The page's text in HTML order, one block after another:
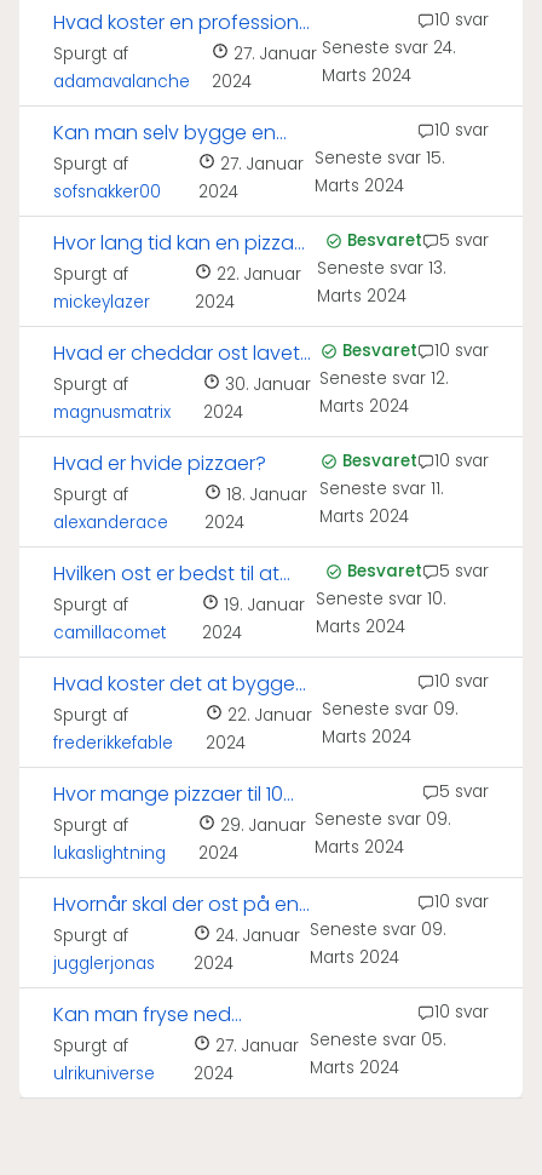
Hvad koster en professionel
pizzaovn?
Spurgt af
adamavalanche
27. Januar
2024
10 svar
Seneste svar 24.
Marts 2024
Kan man selv bygge en
pizzaovn?
Spurgt af
sofsnakker00
27. Januar
2024
10 svar
Seneste svar 15.
Marts 2024
Hvor lang tid kan en pizza
holde sig?
Spurgt af
mickeylazer
22. Januar
2024
Besvaret
5 svar
Seneste svar 13.
Marts 2024
Hvad er cheddar ost lavet
af?
Spurgt af
magnusmatrix
30. Januar
2024
Besvaret
10 svar
Seneste svar 12.
Marts 2024
Hvad er hvide pizzaer?
Spurgt af
alexanderace
18. Januar
2024
Besvaret
10 svar
Seneste svar 11.
Marts 2024
Hvilken ost er bedst til at
smelte?
Spurgt af
camillacomet
19. Januar
2024
Besvaret
5 svar
Seneste svar 10.
Marts 2024
Hvad koster det at bygge
en pizzaovn?
Spurgt af
frederikkefable
22. Januar
2024
10 svar
Seneste svar 09.
Marts 2024
Hvor mange pizzaer til 10
personer?
Spurgt af
lukaslightning
29. Januar
2024
5 svar
Seneste svar 09.
Marts 2024
Hvornår skal der ost på en
pizza?
Spurgt af
jugglerjonas
24. Januar
2024
10 svar
Seneste svar 09.
Marts 2024
Kan man fryse ned
mozzarella?
Spurgt af
ulrikuniverse
27. Januar
2024
10 svar
Seneste svar 05.
Marts 2024